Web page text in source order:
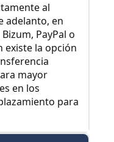
al
adelanto, en
PayPal o
existe la opción
mayor
en los
para